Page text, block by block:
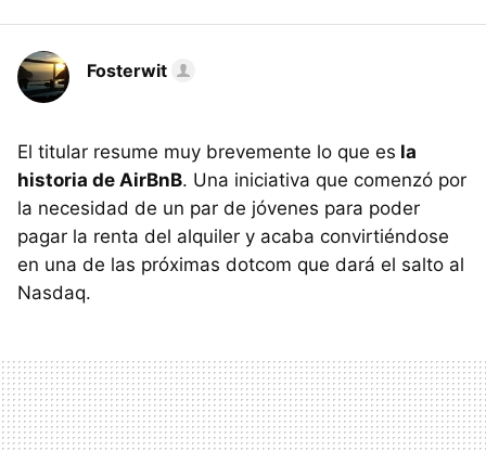
Fosterwit
El titular resume muy brevemente lo que es la
historia de AirBnB. Una iniciativa que comenzó por
la necesidad de un par de jóvenes para poder
pagar la renta del alquiler y acaba convirtiéndose
en una de las próximas dotcom que dará el salto al
Nasdaq.